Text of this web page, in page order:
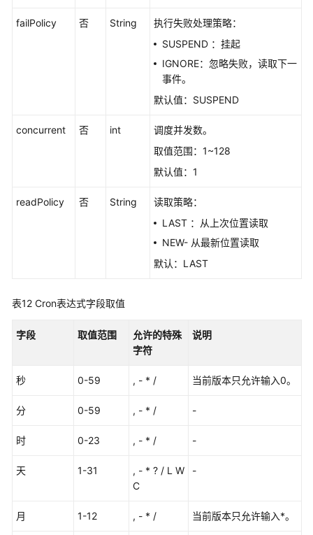
failPolicy 否 String
执行失败处理策略：
SUSPEND ：挂起
IGNORE：忽略失败，读取下一
事件。
默认值：SUSPEND
concurrent 否 int
调度并发数。
取值范围：1~128
默认值：1
readPolicy 否 String
读取策略：
LAST ：从上次位置读取
NEW- 从最新位置读取
默认：LAST
表12 Cron表达式字段取值
字段 取值范围
允许的特殊
字符
说明
秒 0-59 , - * / 当前版本只允许输入0。
分 0-59 , - * / -
时 0-23 , - * / -
天 1-31
, - * ? / L W
C
-
月 1-12 , - * / 当前版本只允许输入*。